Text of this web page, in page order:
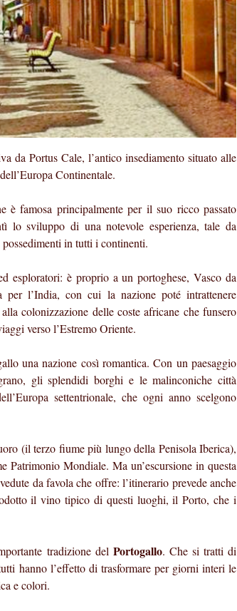
da Portus Cale, l’antico insediamento situato alle
Continentale.
è famosa principalmente per il suo ricco passato
lo sviluppo di una notevole esperienza, tale da
in tutti i continenti.
esploratori: è proprio a un portoghese, Vasco da
per l’India, con cui la nazione poté intrattenere
colonizzazione delle coste africane che funsero
verso l’Estremo Oriente.
una nazione così romantica. Con un paesaggio
gli splendidi borghi e le malinconiche città
settentrionale, che ogni anno scelgono
(il terzo fiume più lungo della Penisola Iberica),
Patrimonio Mondiale. Ma un’escursione in questa
da favola che offre: l’itinerario prevede anche
il vino tipico di questi luoghi, il Porto, che i
tradizione del Portogallo. Che si tratti di
hanno l’effetto di trasformare per giorni interi le
e colori.